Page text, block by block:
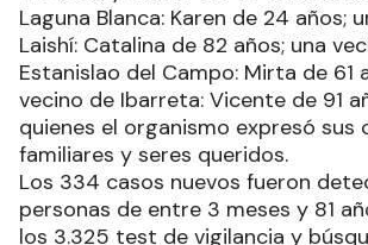
Laguna Blanca: Karen de 24 años;
Laishí: Catalina de 82 años; una
Estanislao del Campo: Mirta de 61
vecino de Ibarreta: Vicente de 91
quienes el organismo expresó sus
familiares y seres queridos.
Los 334 casos nuevos fueron
personas de entre 3 meses y 81
los 3.325 test de vigilancia y